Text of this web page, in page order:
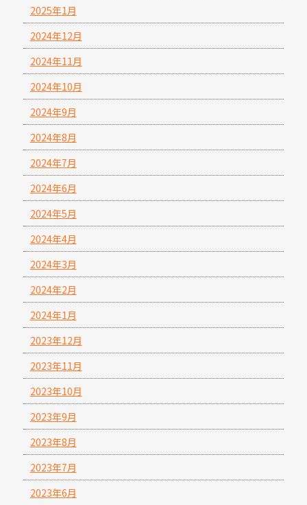
2025年1月
2024年12月
2024年11月
2024年10月
2024年9月
2024年8月
2024年7月
2024年6月
2024年5月
2024年4月
2024年3月
2024年2月
2024年1月
2023年12月
2023年11月
2023年10月
2023年9月
2023年8月
2023年7月
2023年6月